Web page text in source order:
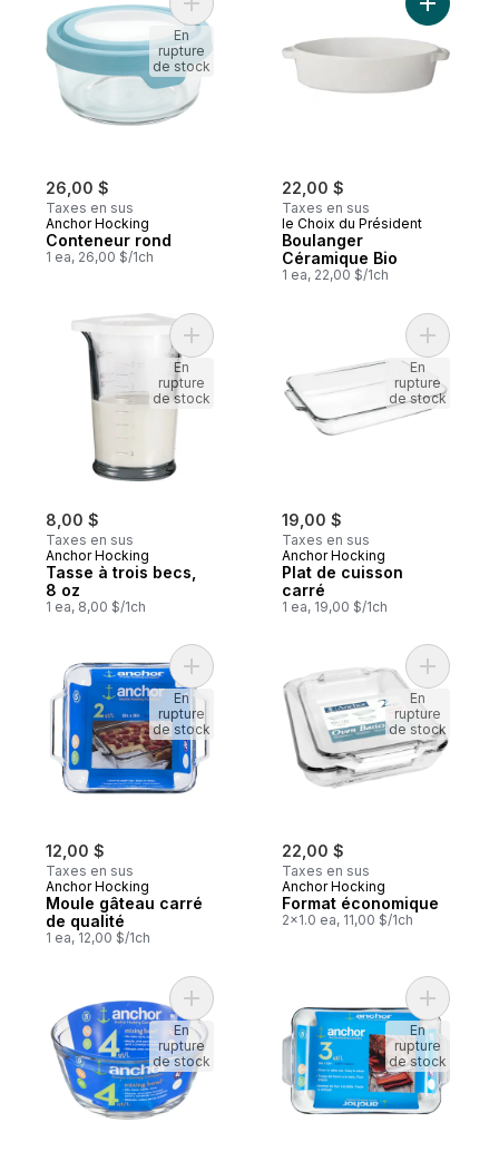
26,00 $
Taxes en sus
Anchor Hocking
Conteneur rond
1 ea, 26,00 $/1ch
Ajouter Conteneur rond au panier
En
rupture
de stock
22,00 $
Taxes en sus
le Choix du Président
Boulanger
Céramique Bio
1 ea, 22,00 $/1ch
Ajouter
8,00 $
Taxes en sus
Anchor Hocking
Tasse à trois becs,
8 oz
1 ea, 8,00 $/1ch
Ajouter Tasse à trois becs, 8 oz au panier
En
rupture
de stock
19,00 $
Taxes en sus
Anchor Hocking
Plat de cuisson
carré
1 ea, 19,00 $/1ch
Ajouter
En
rupture
de stock
12,00 $
Taxes en sus
Anchor Hocking
Moule gâteau carré
de qualité
1 ea, 12,00 $/1ch
Ajouter Moule gâteau carré de qualité au
En
rupture
de stock
22,00 $
Taxes en sus
Anchor Hocking
Format économique
2x1.0 ea, 11,00 $/1ch
Ajouter
En
rupture
de stock
Ajouter Bols à mélanger en verre 4L au
En
rupture
de stock
Ajouter
En
rupture
de stock